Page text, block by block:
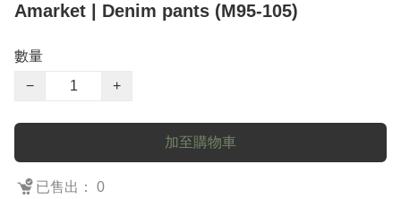
Amarket | Denim pants (M95-105)
數量
−
+
加至購物車
已售出： 0